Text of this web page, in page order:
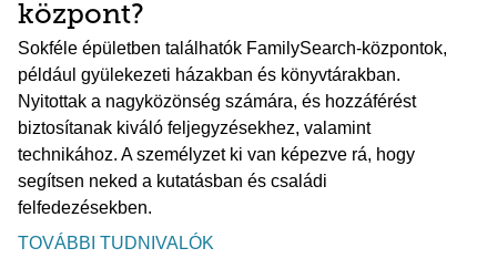
központ?
Sokféle épületben találhatók FamilySearch-központok,
például gyülekezeti házakban és könyvtárakban.
Nyitottak a nagyközönség számára, és hozzáférést
biztosítanak kiváló feljegyzésekhez, valamint
technikához. A személyzet ki van képezve rá, hogy
segítsen neked a kutatásban és családi
felfedezésekben.
TOVÁBBI TUDNIVALÓK